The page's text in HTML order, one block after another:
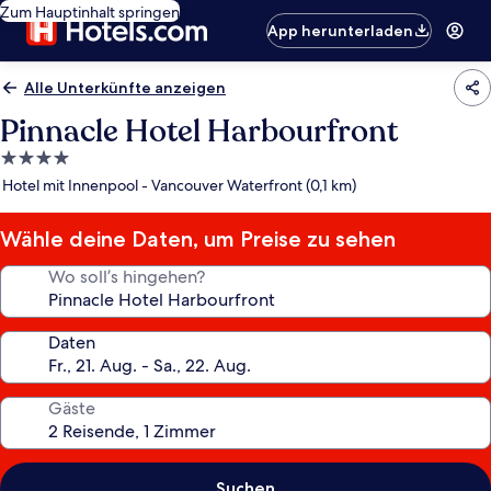
Zum Hauptinhalt springen
App herunterladen
Alle Unterkünfte anzeigen
Pinnacle Hotel Harbourfront
4.0-
Sterne-
Hotel mit Innenpool - Vancouver Waterfront (0,1 km)
Wähle deine Daten, um Preise zu sehen
Wo soll’s hingehen?
Daten
Gäste